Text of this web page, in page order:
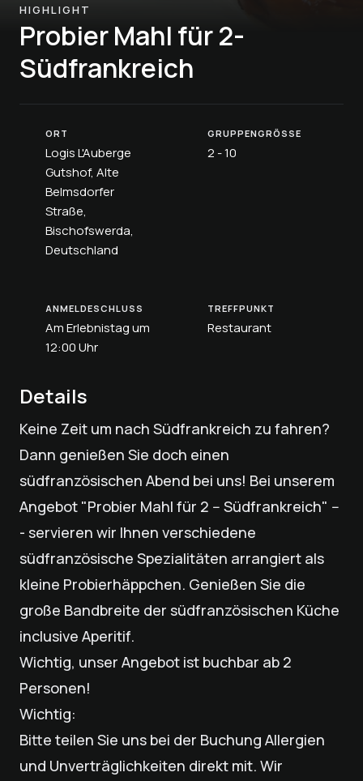
HIGHLIGHT
Probier Mahl für 2-
Südfrankreich
ORT
Logis L'Auberge
Gutshof, Alte
Belmsdorfer
Straße,
Bischofswerda,
Deutschland
GRUPPENGRÖSSE
2 - 10
ANMELDESCHLUSS
Am Erlebnistag um
12:00 Uhr
TREFFPUNKT
Restaurant
Details
Keine Zeit um nach Südfrankreich zu fahren?
Dann genießen Sie doch einen
südfranzösischen Abend bei uns! Bei unserem
Angebot "Probier Mahl für 2 -- Südfrankreich" --
- servieren wir Ihnen verschiedene
südfranzösische Spezialitäten arrangiert als
kleine Probierhäppchen. Genießen Sie die
große Bandbreite der südfranzösischen Küche
inclusive Aperitif.
Wichtig, unser Angebot ist buchbar ab 2
Personen!
Wichtig:
Bitte teilen Sie uns bei der Buchung Allergien
und Unverträglichkeiten direkt mit. Wir